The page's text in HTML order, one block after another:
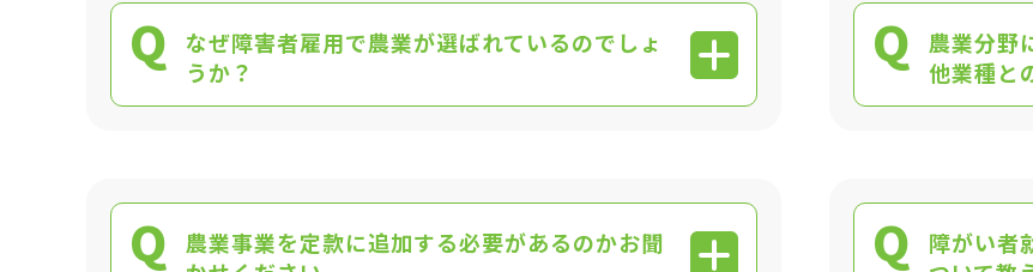
Q
なぜ障害者雇用で農業が選ばれているのでしょ
うか？
Q
農業分野
他業種と
Q
農業事業を定款に追加する必要があるのかお聞
Q
障がい者